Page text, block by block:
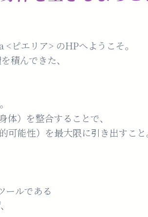
エリア> のHPへようこそ。
積んできた、
体）を整合することで、
可能性）を最大限に引き出すこ
ールである